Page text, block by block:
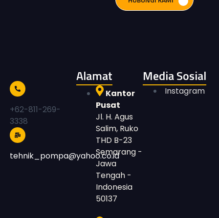
+62-811-269-
3338
tehnik_pompa@yahoo.co.id
Alamat
Kantor
Pusat
Jl. H. Agus
Salim, Ruko
THD B-23
Semarang -
Jawa
Tengah -
Indonesia
50137
Media Sosial
Instagram